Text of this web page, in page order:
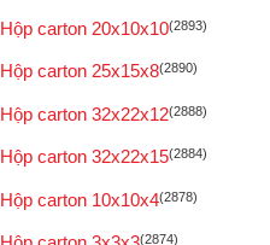
Hộp carton 20x10x10(2893)
Hộp carton 25x15x8(2890)
Hộp carton 32x22x12(2888)
Hộp carton 32x22x15(2884)
Hộp carton 10x10x4(2878)
(2874)